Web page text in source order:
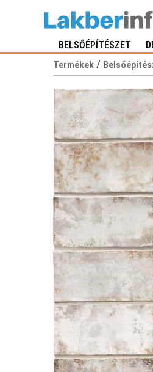
BELSŐÉPÍTÉSZET
Termékek /